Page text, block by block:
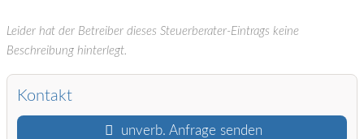
Leider hat der Betreiber dieses Steuerberater-Eintrags keine
Beschreibung hinterlegt.
Kontakt
unverb. Anfrage senden